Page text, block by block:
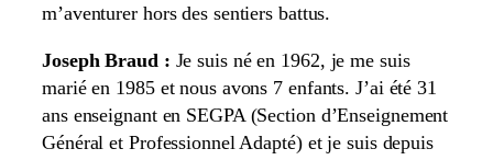
m’aventurer hors des sentiers battus.
Joseph Braud : Je suis né en 1962, je me suis
marié en 1985 et nous avons 7 enfants. J’ai été 31
ans enseignant en SEGPA (Section d’Enseignement
Général et Professionnel Adapté) et je suis depuis